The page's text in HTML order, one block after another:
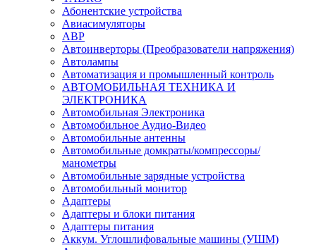
Абонентские устройства
Авиасимуляторы
АВР
Автоинверторы (Преобразователи напряжения)
Автолампы
Автоматизация и промышленный контроль
АВТОМОБИЛЬНАЯ ТЕХНИКА И
ЭЛЕКТРОНИКА
Автомобильная Электроника
Автомобильное Аудио-Видео
Автомобильные антенны
Автомобильные домкраты/компрессоры/
манометры
Автомобильные зарядные устройства
Автомобильный монитор
Адаптеры
Адаптеры и блоки питания
Адаптеры питания
Аккум. Углошлифовальные машины (УШМ)